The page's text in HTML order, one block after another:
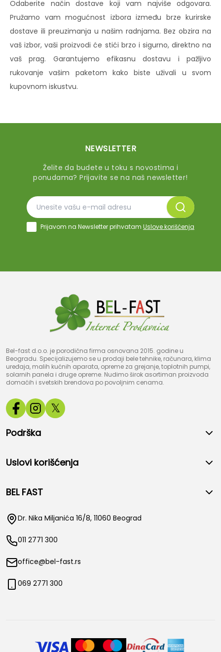
Odaberite način dostave koji vam najviše odgovara.
Pružamo vam mogućnost izbora između brze kurirske
dostave ili preuzimanja u našim radnjama. Bez obzira na
vaš izbor, vaši proizvodi će stići brzo i sigurno, direktno na
vaš prag. Garantujemo efikasnu dostavu i pažljivo
rukovanje vašim paketom kako biste uživali u svom
kupovnom iskustvu.
NEWSLETTER
Želite da budete u toku s novostima i
ponudama? Prijavite se na naš newsletter!
Prijavom na Newsletter prihvatam Uslove korišćenja
Bel-fast d.o.o. je porodična firma osnovana 2015. godine u
Beogradu. Specijalizujemo se u prodaji bele tehnike, računara, klima
uređaja, malih kućnih aparata, opreme za grejanje, toplotnih pumpi,
solarnih panela i druge opreme. Nudimo širok asortiman proizvoda
domaćih i svetskih brendova po povoljnim cenama.
𝕏
Podrška
Uslovi korišćenja
BEL FAST
Dr. Nika Miljanića 16/8, 11060 Beograd
011 2771 300
office@bel-fast.rs
069 2771 300